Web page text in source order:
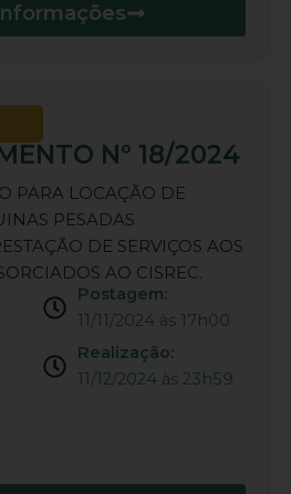
Nº 18/2024
PARA LOCAÇÃO DE
PESADAS
DE SERVIÇOS AOS
AO CISREC.
Postagem:
11/11/2024 às 17h00
Realização:
11/12/2024 às 23h59